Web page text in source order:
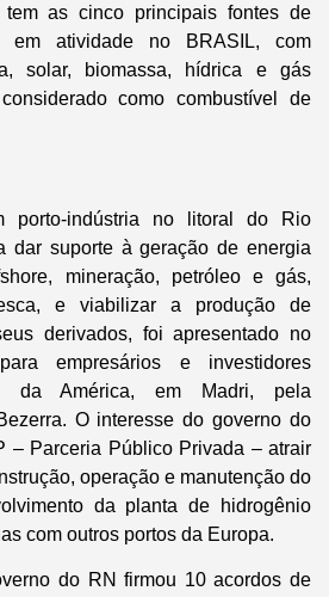
as cinco principais fontes de
em atividade no BRASIL, com
solar, biomassa, hídrica e gás
como combustível de
porto-indústria no litoral do Rio
dar suporte à geração de energia
mineração, petróleo e gás,
e viabilizar a produção de
derivados, foi apresentado no
empresários e investidores
da América, em Madri, pela
O interesse do governo do
– Parceria Público Privada – atrair
operação e manutenção do
da planta de hidrogênio
com outros portos da Europa.
do RN firmou 10 acordos de